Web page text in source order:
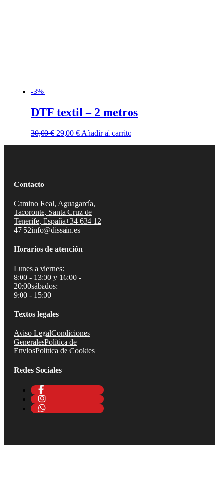
-3%
DTF textil – 2 metros
30,00€ El
29,00 €ElAñadir al carrito
Contacto
Camino Real, Aguagarcía,
Tacoronte, Santa Cruz de
Tenerife, España+34 634 12
47 52info@dissain.es
Horarios de atención
Lunes a viernes:
8:00 - 13:00 y 16:00 -
20:00sábados:
9:00 - 15:00
Textos legales
Aviso LegalCondiciones
GeneralesPolítica de
EnvíosPolitica de Cookies
Redes Sociales